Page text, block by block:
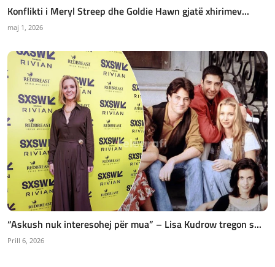
Konflikti i Meryl Streep dhe Goldie Hawn gjatë xhirimev...
maj 1, 2026
“Askush nuk interesohej për mua” – Lisa Kudrow tregon s...
Prill 6, 2026